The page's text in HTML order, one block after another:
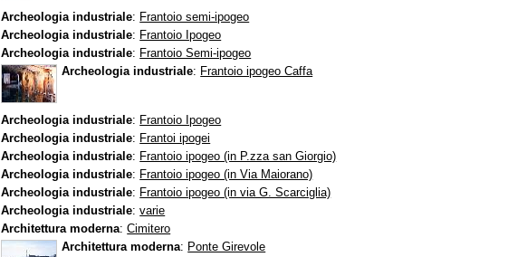
Archeologia industriale: Frantoio semi-ipogeo
Archeologia industriale: Frantoio Ipogeo
Archeologia industriale: Frantoio Semi-ipogeo
Archeologia industriale: Frantoio ipogeo Caffa
Archeologia industriale: Frantoio Ipogeo
Archeologia industriale: Frantoi ipogei
Archeologia industriale: Frantoio ipogeo (in P.zza san Giorgio)
Archeologia industriale: Frantoio ipogeo (in Via Maiorano)
Archeologia industriale: Frantoio ipogeo (in via G. Scarciglia)
Archeologia industriale:varie
Architettura moderna:Cimitero
Architettura moderna: Ponte Girevole